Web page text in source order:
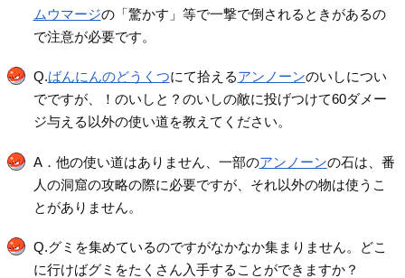
ムウマージの「驚かす」等で一撃で倒されるときがあるの
で注意が必要です。
Q.ばんにんのどうくつにて拾えるアンノーンのいしについ
でですが、！のいしと？のいしの敵に投げつけて60ダメー
ジ与える以外の使い道を教えてください。
A．他の使い道はありません、一部のアンノーンの石は、番
人の洞窟の攻略の際に必要ですが、それ以外の物は使うこ
とがありません。
Q.グミを集めているのですがなかなか集まりません。どこ
に行けばグミをたくさん入手することができますか？